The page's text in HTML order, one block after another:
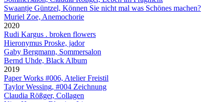
Swaantje Güntzel, Können Sie nicht mal was Schönes machen?
Muriel Zoe, Anemochorie
2020
Rudi Kargus . broken flowers
Hieronymus Proske, jador
Gaby Bergmann, Sommersalon
Bernd Uhde, Black Album
2019
Paper Works #006, Atelier Freistil
Taylor Wessing, #004 Zeichnung
Claudia Rößger, Collagen